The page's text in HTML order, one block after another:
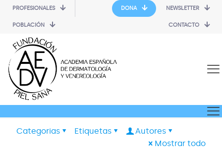
PROFESIONALES
POBLACIÓN
DONA NEWSLETTER
CONTACTO
Categorias Etiquetas
Autores
Mostrar todo